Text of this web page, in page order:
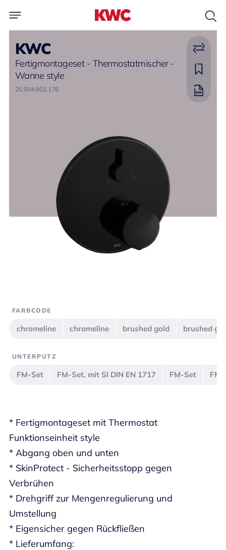
KWC
Fertigmontageset - Thermostatmischer -
Wanne style
20.004.802.176
* Fertigmontageset mit Thermostat
Funktionseinheit style
* Abgang oben und unten
* SkinProtect - Sicherheitsstopp gegen
Verbrühen
* Drehgriff zur Mengenregulierung und
Umstellung
* Eigensicher gegen Rückfließen
* Lieferumfang:
FARBCODE
chromeline chromeline brushed gold brushed
UNTERPUTZ
FM-Set FM-Set, mit SI DIN EN 1717 FM-Set